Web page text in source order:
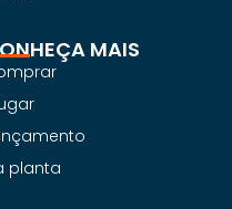
MAIS
planta